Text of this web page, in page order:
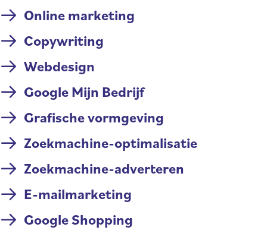
Online marketing
Copywriting
Webdesign
Google Mijn Bedrijf
Grafische vormgeving
Zoekmachine-optimalisatie
Zoekmachine-adverteren
E-mailmarketing
Google Shopping